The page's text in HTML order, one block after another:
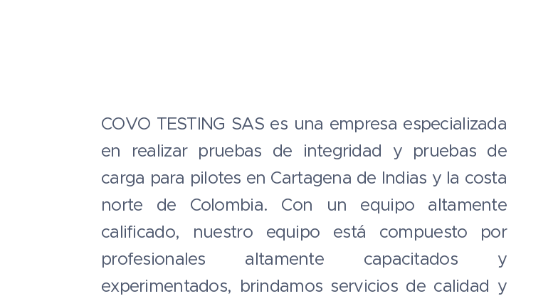
COVO TESTING SAS es una empresa especializada
en realizar pruebas de integridad y pruebas de
carga para pilotes en Cartagena de Indias y la costa
norte de Colombia. Con un equipo altamente
calificado, nuestro equipo está compuesto por
profesionales altamente capacitados y
experimentados, brindamos servicios de calidad y